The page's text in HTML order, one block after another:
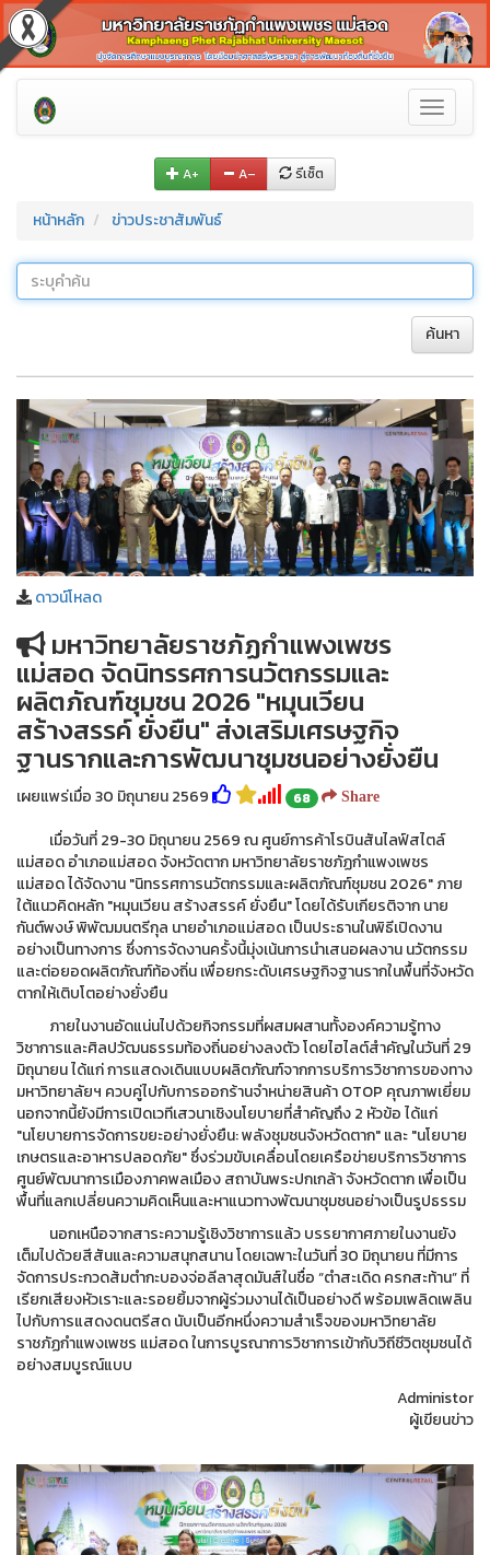
Toggle
A+ A– รีเซ็ต
หน้าหลัก ข่าวประชาสัมพันธ์
ค้นหา
ดาวน์โหลด
มหาวิทยาลัยราชภัฏกำแพงเพชร
แม่สอด จัดนิทรรศการนวัตกรรมและ
ผลิตภัณฑ์ชุมชน 2026 "หมุนเวียน
สร้างสรรค์ ยั่งยืน" ส่งเสริมเศรษฐกิจ
ฐานรากและการพัฒนาชุมชนอย่างยั่งยืน
เผยแพร่เมื่อ 30 มิถุนายน 2569 68 Share
เมื่อวันที่ 29-30 มิถุนายน 2569 ณ ศูนย์การค้าโรบินสันไลฟ์สไตล์
แม่สอด อำเภอแม่สอด จังหวัดตาก มหาวิทยาลัยราชภัฏกำแพงเพชร
แม่สอด ได้จัดงาน "นิทรรศการนวัตกรรมและผลิตภัณฑ์ชุมชน 2026" ภาย
ใต้แนวคิดหลัก "หมุนเวียน สร้างสรรค์ ยั่งยืน" โดยได้รับเกียรติจาก นาย
กันต์พงษ์ พิพัฒมนตรีกุล นายอำเภอแม่สอด เป็นประธานในพิธีเปิดงาน
อย่างเป็นทางการ ซึ่งการจัดงานครั้งนี้มุ่งเน้นการนำเสนอผลงาน นวัตกรรม
และต่อยอดผลิตภัณฑ์ท้องถิ่น เพื่อยกระดับเศรษฐกิจฐานรากในพื้นที่จังหวัด
ตากให้เติบโตอย่างยั่งยืน
ภายในงานอัดแน่นไปด้วยกิจกรรมที่ผสมผสานทั้งองค์ความรู้ทาง
วิชาการและศิลปวัฒนธรรมท้องถิ่นอย่างลงตัว โดยไฮไลต์สำคัญในวันที่ 29
มิถุนายน ได้แก่ การแสดงเดินแบบผลิตภัณฑ์จากการบริการวิชาการของทาง
มหาวิทยาลัยฯ ควบคู่ไปกับการออกร้านจำหน่ายสินค้า OTOP คุณภาพเยี่ยม
นอกจากนี้ยังมีการเปิดเวทีเสวนาเชิงนโยบายที่สำคัญถึง 2 หัวข้อ ได้แก่
"นโยบายการจัดการขยะอย่างยั่งยืน: พลังชุมชนจังหวัดตาก" และ "นโยบาย
เกษตรและอาหารปลอดภัย" ซึ่งร่วมขับเคลื่อนโดยเครือข่ายบริการวิชาการ
ศูนย์พัฒนาการเมืองภาคพลเมือง สถาบันพระปกเกล้า จังหวัดตาก เพื่อเป็น
พื้นที่แลกเปลี่ยนความคิดเห็นและหาแนวทางพัฒนาชุมชนอย่างเป็นรูปธรรม
นอกเหนือจากสาระความรู้เชิงวิชาการแล้ว บรรยากาศภายในงานยัง
เต็มไปด้วยสีสันและความสนุกสนาน โดยเฉพาะในวันที่ 30 มิถุนายน ที่มีการ
จัดการประกวดส้มตำกะบองจ่อลีลาสุดมันส์ในชื่อ “ตำสะเดิด ครกสะท้าน” ที่
เรียกเสียงหัวเราะและรอยยิ้มจากผู้ร่วมงานได้เป็นอย่างดี พร้อมเพลิดเพลิน
ไปกับการแสดงดนตรีสด นับเป็นอีกหนึ่งความสำเร็จของมหาวิทยาลัย
ราชภัฏกำแพงเพชร แม่สอด ในการบูรณาการวิชาการเข้ากับวิถีชีวิตชุมชนได้
อย่างสมบูรณ์แบบ
Administor
ผู้เขียนข่าว